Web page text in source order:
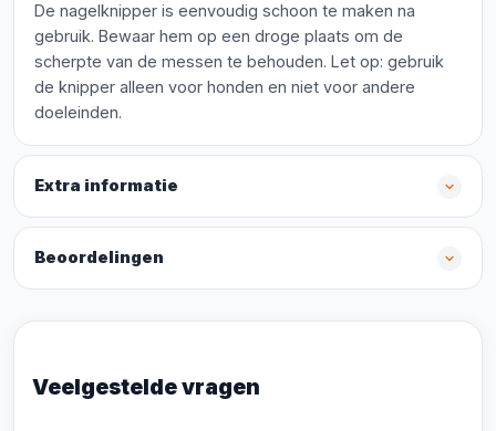
De nagelknipper is eenvoudig schoon te maken na
gebruik. Bewaar hem op een droge plaats om de
scherpte van de messen te behouden. Let op: gebruik
de knipper alleen voor honden en niet voor andere
doeleinden.
Extra informatie
Beoordelingen
Veelgestelde vragen